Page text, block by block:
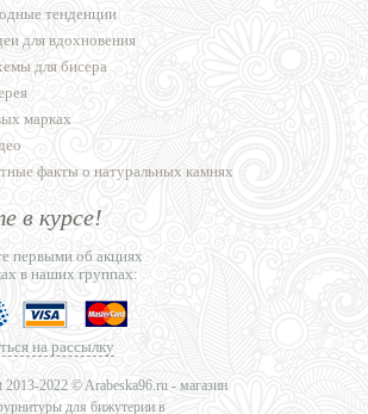
тенденции
для вдохновения
для бисера
марках
факты о натуральных камнях
в курсе!
первыми об акциях
в наших группах:
на рассылку
2013-2022 © Arabeska96.ru - магазин
для бижутерии в